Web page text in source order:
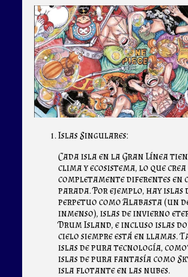
Islas Singulares:
Cada isla en la Gran Línea
clima y ecosistema, lo que
completamente diferentes en
parada. Por ejemplo, hay islas
perpetuo como Alabasta (un
inmenso), islas de invierno
Drum Island, e incluso islas
cielo siempre está en llamas.
islas de pura tecnología,
islas de pura fantasía como
isla flotante en las nubes.